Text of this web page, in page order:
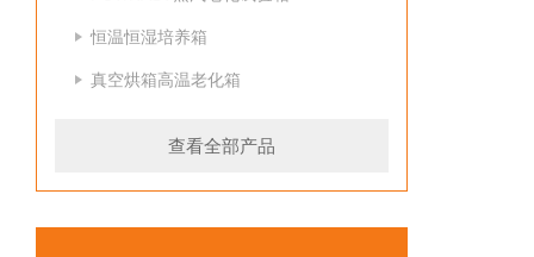
恒温恒湿培养箱
真空烘箱高温老化箱
查看全部产品